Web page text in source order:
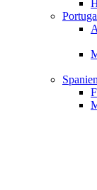
Spanien